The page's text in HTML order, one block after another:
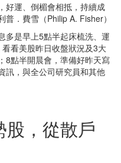
好運、倒楣會相抵，持續成
．費雪（Philip A. Fisher）
多是早上5點半起床梳洗、運
看美股昨日收盤狀況及3大
8點半開晨會，準備好昨天寫
訊，與全公司研究員和其他
，從散戶